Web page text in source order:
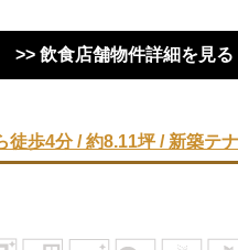
>> 飲食店舗物件詳細を見る
徒歩4分 / 約8.11坪 / 新築テ